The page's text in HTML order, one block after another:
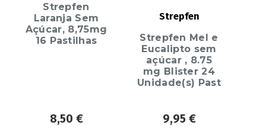
Strepfen
Laranja Sem
Açúcar, 8,75mg
16 Pastilhas
8,50 €
Strepfen
Strepfen Mel e
Eucalipto sem
açúcar , 8.75
mg Blister 24
Unidade(s) Past
9,95 €